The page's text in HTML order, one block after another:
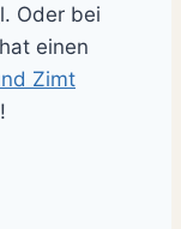
l. Oder bei
einen
Zimt